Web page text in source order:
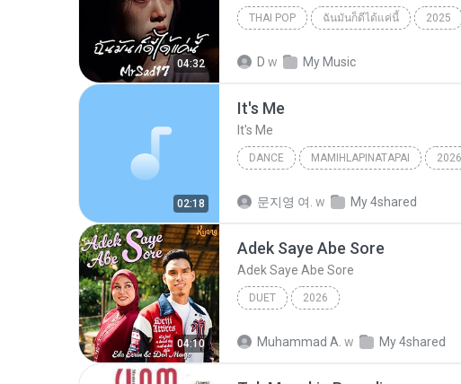
04:32
THAI POP ฉันมันก็ดีได้แค่นี้ 2025
D w My Music
02:18
It′s Me
It′s Me
DANCE MAMIHLAPINATAPAI 2026
문지영 여. w My 4shared
04:10
Adek Saye Abe Sore
Adek Saye Abe Sore
DUET 2026
Muhammad A. w My 4shared